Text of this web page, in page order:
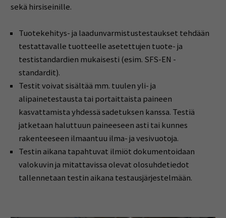
sekä hirsiseinille.
Tuotekehitys- ja laadunvarmistustestaukset tehdään
testattavalle tuotteelle asetettujen tuote- ja
testistandardien mukaisesti (esim. SFS-EN -
standardit).
Testit voivat sisältää mm. tuulen yli- ja
alipainetestausta tai portaittaista paineen
kasvattamista yhdessä sadetuksen kanssa. Testiä
jatketaan haluttuun paineeseen asti tai kunnes
rakenteeseen ilmaantuu ilma- ja vesivuotoja.
Testin aikana tapahtuvat ilmiöt dokumentoidaan
valokuvin ja mitattavissa olevat olosuhdetiedot
tallennetaan testin aikana testausjärjestelmään.